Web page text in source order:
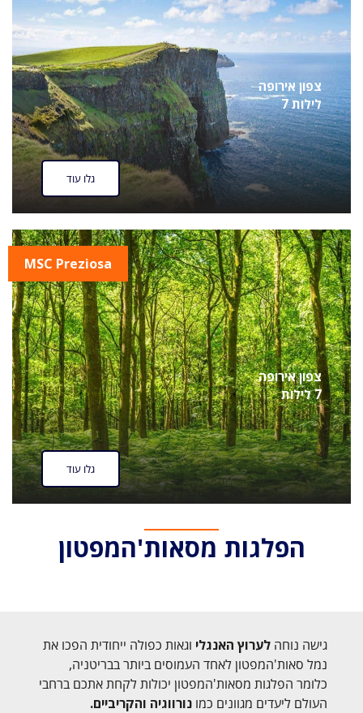
צפון אירופה
7 לילות
גלו עוד
MSC Preziosa
צפון אירופה
7 לילות
גלו עוד
הפלגות מסאות'המפטון
גישה נוחהלערוץ האנגלי וגאות כפולה ייחודית הפכו את
נמל סאות'המפטון לאחד העמוסים ביותר בבריטניה,
כלומר הפלגות מסאות'המפטון יכולות לקחת אתכם ברחבי
העולם ליעדים מגוונים כמונורווגיה והקריביים.